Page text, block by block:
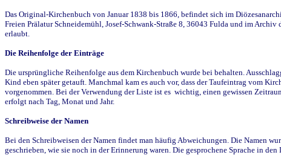
Das Original-Kirchenbuch von Januar 1838 bis 1866, befindet sich im
Freien Prälatur Schneidemühl, Josef-Schwank-Straße 8, 36043 Fulda und im
erlaubt.
Die Reihenfolge der Einträge
Die ursprüngliche Reihenfolge aus dem Kirchenbuch wurde bei behalten.
Kind eben später getauft. Manchmal kam es auch vor, dass der Taufeintrag vom
vorgenommen. Bei der Verwendung der Liste ist es wichtig, einen gewissen
erfolgt nach Tag, Monat und Jahr.
Schreibweise der Namen
Bei den Schreibweisen der Namen findet man häufig Abweichungen. Die Namen
geschrieben, wie sie noch in der Erinnerung waren. Die gesprochene Sprache in